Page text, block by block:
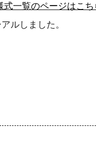
式一覧のページはこち
ルしました。